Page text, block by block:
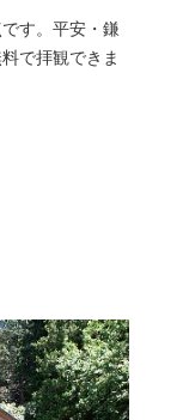
す。平安・鎌
で拝観できま